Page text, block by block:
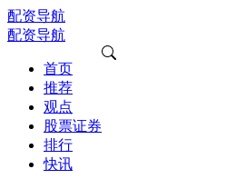
配资导航
配资导航
首页
推荐
观点
股票证券
排行
快讯